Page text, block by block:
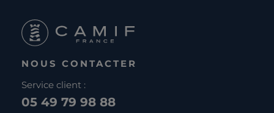
NOUS CONTACTER
Service client :
05 49 79 98 88